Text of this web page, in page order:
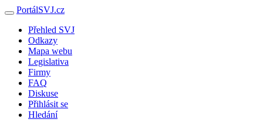
PortálSVJ.cz
Přehled SVJ
Odkazy
Mapa webu
Legislativa
Firmy
FAQ
Diskuse
Přihlásit se
Hledání